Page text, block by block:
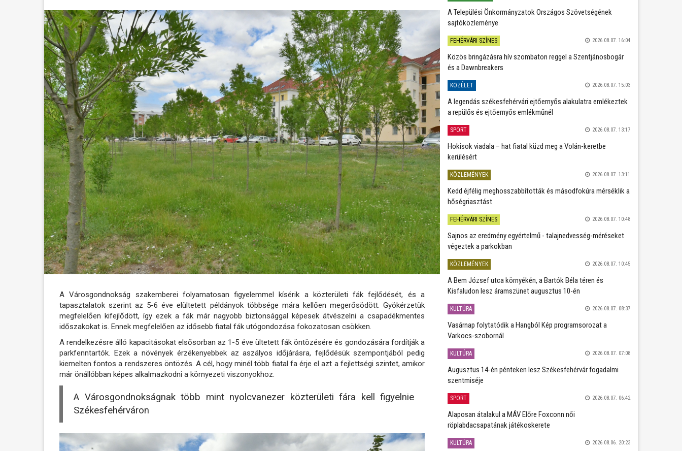
A Városgondnokság szakemberei folyamatosan figyelemmel kísérik a közterületi fák fejlődését, és a
tapasztalatok szerint az 5-6 éve elültetett példányok többsége mára kellően megerősödött. Gyökérzetük
megfelelően kifejlődött, így ezek a fák már nagyobb biztonsággal képesek átvészelni a csapadékmentes
időszakokat is. Ennek megfelelően az idősebb fiatal fák utógondozása fokozatosan csökken.
A rendelkezésre álló kapacitásokat elsősorban az 1-5 éve ültetett fák öntözésére és gondozására fordítják a
parkfenntartók. Ezek a növények érzékenyebbek az aszályos időjárásra, fejlődésük szempontjából pedig
kiemelten fontos a rendszeres öntözés. A cél, hogy minél több fiatal fa érje el azt a fejlettségi szintet, amikor
már önállóbban képes alkalmazkodni a környezeti viszonyokhoz.
A Városgondnokságnak több mint nyolcvanezer közterületi fára kell figyelnie
Székesfehérváron
A Települési Önkormányzatok Országos Szövetségének
sajtóközleménye
FEHÉRVÁRI SZÍNES 2026.08.07. 16:04
Közös bringázásra hív szombaton reggel a Szentjánosbogár
és a Dawnbreakers
KÖZÉLET 2026.08.07. 15:03
A legendás székesfehérvári ejtőernyős alakulatra emlékeztek
a repülős és ejtőernyős emlékműnél
SPORT 2026.08.07. 13:17
Hokisok viadala – hat fiatal küzd meg a Volán-keretbe
kerülésért
KÖZLEMÉNYEK 2026.08.07. 13:11
Kedd éjfélig meghosszabbították és másodfokúra mérséklik a
hőségriasztást
FEHÉRVÁRI SZÍNES 2026.08.07. 10:48
Sajnos az eredmény egyértelmű - talajnedvesség-méréseket
végeztek a parkokban
KÖZLEMÉNYEK 2026.08.07. 10:45
A Bem József utca környékén, a Bartók Béla téren és
Kisfaludon lesz áramszünet augusztus 10-én
KULTÚRA 2026.08.07. 08:37
Vasárnap folytatódik a Hangból Kép programsorozat a
Varkocs-szobornál
KULTÚRA 2026.08.07. 07:08
Augusztus 14-én pénteken lesz Székesfehérvár fogadalmi
szentmiséje
SPORT 2026.08.07. 06:42
Alaposan átalakul a MÁV Előre Foxconn női
röplabdacsapatának játékoskerete
KULTÚRA 2026.08.06. 20:23